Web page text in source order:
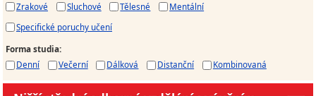
Zrakové
Sluchové Tělesné
Mentální
Specifické poruchy učení
Forma studia:
Denní
Večerní Dálková Distanční Kombinovaná